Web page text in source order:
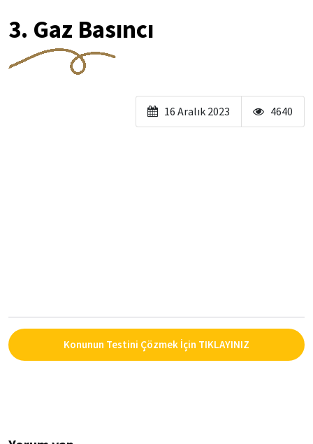
3. Gaz Basıncı
16 Aralık 2023 4640
Konunun Testini Çözmek İçin TIKLAYINIZ